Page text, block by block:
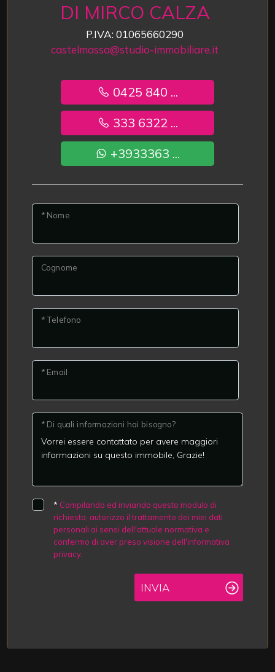
DI MIRCO CALZA
P.IVA: 01065660290
castelmassa@studio-immobiliare.it
0425 840 ...
333 6322 ...
+3933363 ...
* Nome
Cognome
* Telefono
* Email
* Di quali informazioni hai bisogno?
* Compilando ed inviando questo modulo di
richiesta, autorizzo il trattamento dei miei dati
personali ai sensi dell'attuale normativa e
confermo di aver preso visione dell'informativa
privacy.
INVIA